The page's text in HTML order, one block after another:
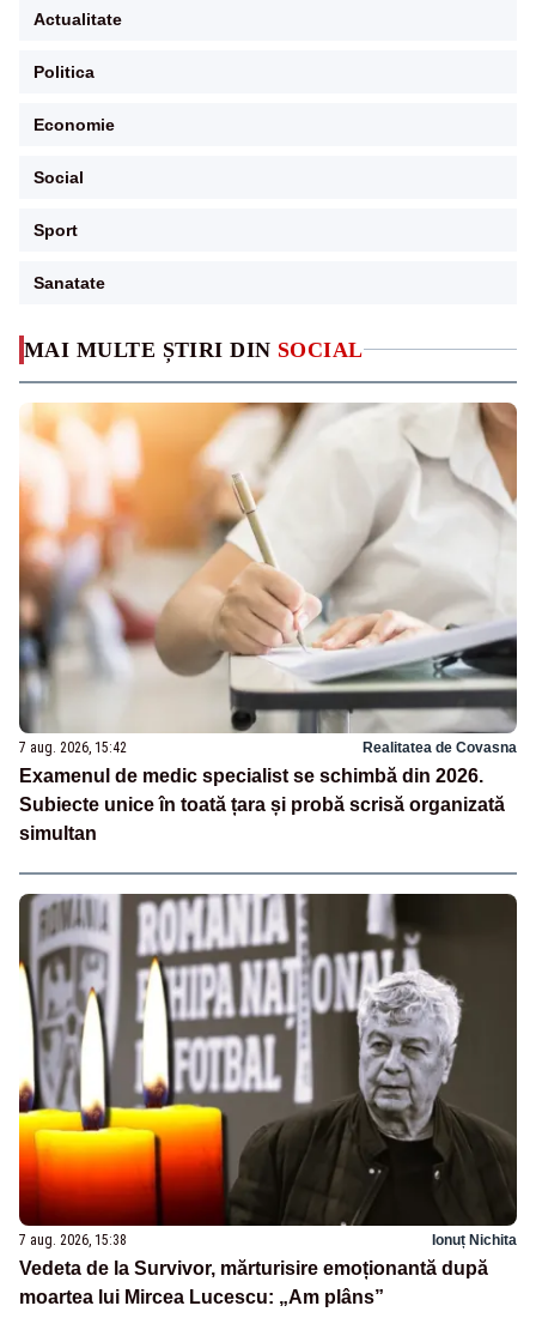
MAI MULTE ȘTIRI DIN SOCIAL
7 aug. 2026, 15:42 Realitatea de Covasna
Examenul de medic specialist se schimbă din 2026.
Subiecte unice în toată țara și probă scrisă organizată
simultan
7 aug. 2026, 15:38 Ionuț Nichita
Vedeta de la Survivor, mărturisire emoționantă după
moartea lui Mircea Lucescu: „Am plâns”
Actualitate
Politica
Economie
Social
Sport
Sanatate